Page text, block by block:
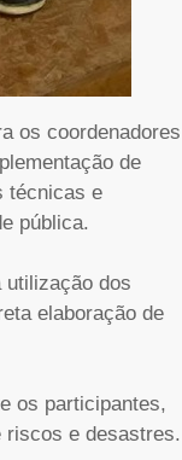
os coordenadores
de
técnicas e
pública.
utilização dos
elaboração de
os participantes,
riscos e desastres.